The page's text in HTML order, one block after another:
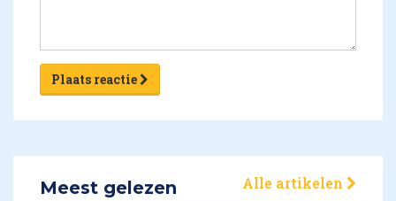
Plaats reactie
Meest gelezen Alle artikelen